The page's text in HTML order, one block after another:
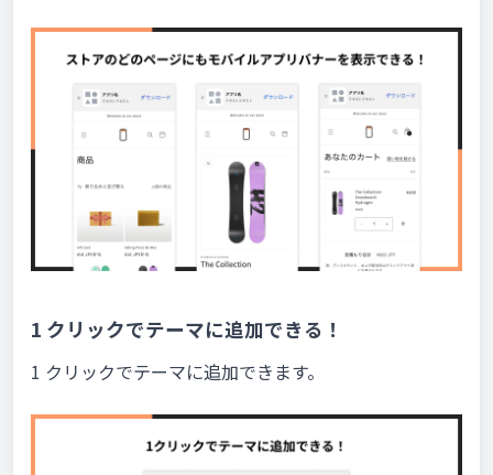
1 クリックでテーマに追加できる！
1 クリックでテーマに追加できます。